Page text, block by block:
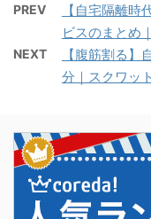
PREV
【自宅隔離
ビスのまとめ
NEXT
【腹筋割る
分｜スクワッ